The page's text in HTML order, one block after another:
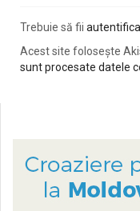
Trebuie să fii
Acest site folosește
sunt procesate datele